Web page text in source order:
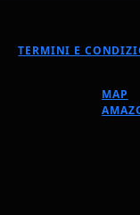
TERMINI E
MAP